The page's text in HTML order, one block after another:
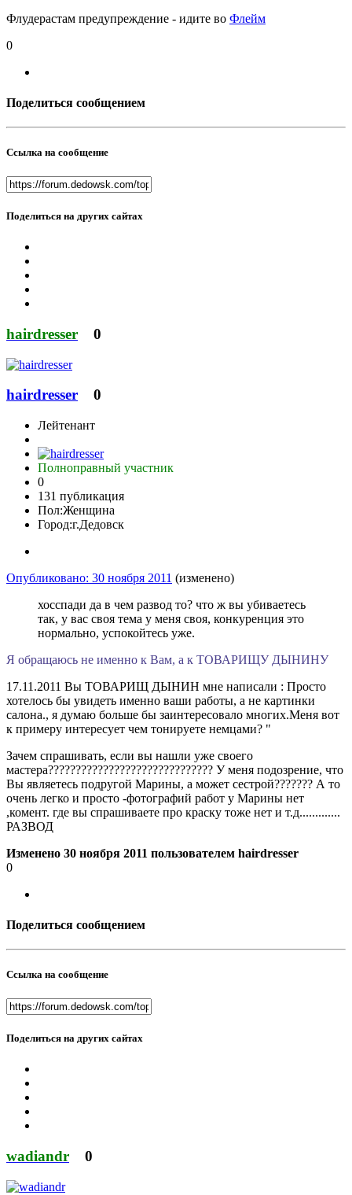
Флудерастам предупреждение - идите во Флейм
0
Поделиться сообщением
Ссылка на сообщение
Поделиться на других сайтах
hairdresser 0
hairdresser 0
Лейтенант
Полноправный участник
0
131 публикация
Пол:Женщина
Город:г.Дедовск
Опубликовано: 30 ноября 2011 (изменено)
хосспади да в чем развод то? что ж вы убиваетесь
так, у вас своя тема у меня своя, конкуренция это
нормально, успокойтесь уже.
Я обращаюсь не именно к Вам, а к ТОВАРИЩУ ДЫНИНУ
17.11.2011 Вы ТОВАРИЩ ДЫНИН мне написали : Просто
хотелось бы увидеть именно ваши работы, а не картинки
салона., я думаю больше бы заинтересовало многих.Меня вот
к примеру интересует чем тонируете немцами? "
Зачем спрашивать, если вы нашли уже своего
мастера?????????????????????????????? У меня подозрение, что
Вы являетесь подругой Марины, а может сестрой??????? А то
очень легко и просто -фотографий работ у Марины нет
,комент. где вы спрашиваете про краску тоже нет и т.д.............
РАЗВОД
Изменено 30 ноября 2011 пользователем hairdresser
0
Поделиться сообщением
Ссылка на сообщение
Поделиться на других сайтах
wadiandr 0